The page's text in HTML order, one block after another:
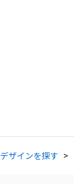
デザインを探す